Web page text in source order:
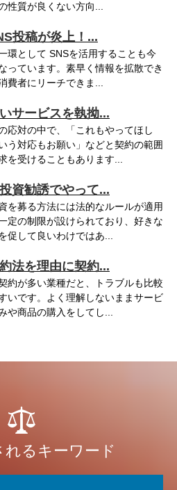
性質が良くない方向...
投稿が炎上！...
環として SNSを活用することも今
っています。素早く情報を拡散でき
費者にリーチできま...
サービスを執拗...
応対の中で、「これもやってほし
う対応もお願い」などと契約の範囲
を受けることもあります...
資勧誘でやって...
を募る方法には法的なルールが適用
定の制限が設けられており、好きな
促して良いわけではあ...
法を理由に契約...
約が多い業種だと、トラブルも比較
いです。よく理解しないままサービ
や商品の購入をしてし...
れるキーワード